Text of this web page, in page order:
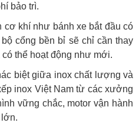
bảo trì.
cơ khí như bánh xe bắt đầu có
cổng bền bỉ sẽ chỉ cần thay
thể hoạt động như mới.
biệt giữa inox chất lượng và
inox Việt Nam từ các xưởng
vững chắc, motor vận hành
lớn.